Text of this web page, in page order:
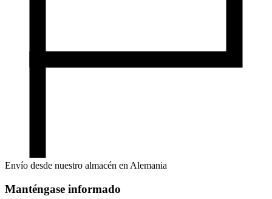
Envío desde nuestro almacén en Alemania
Manténgase informado